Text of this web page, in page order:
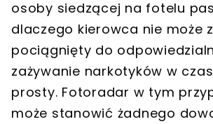
osoby siedzącej na fotelu
dlaczego kierowca nie może
pociągnięty do
zażywanie narkotyków w
prosty. Fotoradar w tym
może stanowić żadnego